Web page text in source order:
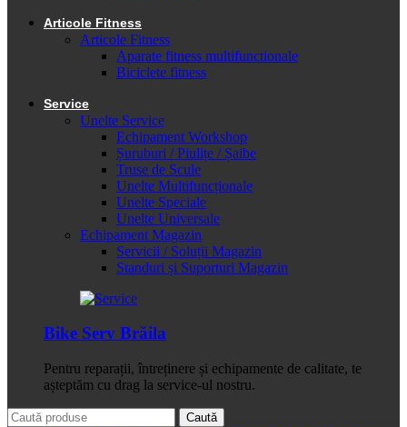
Articole Fitness
Articole Fitness
Aparate fitness multifunctionale
Biciclete fitness
Service
Unelte Service
Echipament Workshop
Șuruburi / Piulițe / Șaibe
Truse de Scule
Unelte Multifuncționale
Unelte Speciale
Unelte Universale
Echipament Magazin
Servicii / Soluții Magazin
Standuri și Suporturi Magazin
Bike Serv Brăila
Pentru reparații, întreținere și echipamente de calitate, te
așteptăm cu drag la service-ul nostru.
Caută